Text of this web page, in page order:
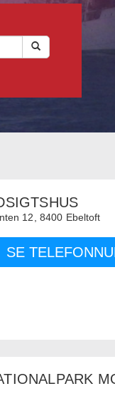
12, 8400 Ebeltoft
SE